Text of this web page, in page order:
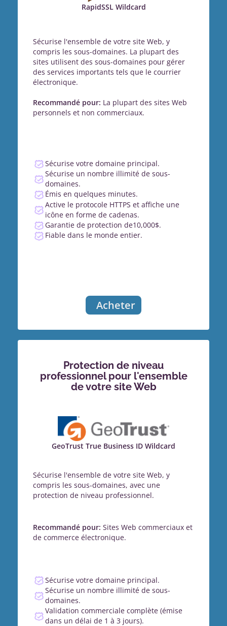
RapidSSL Wildcard
Sécurise l'ensemble de votre site Web, y
compris les sous-domaines. La plupart des
sites utilisent des sous-domaines pour gérer
des services importants tels que le courrier
électronique.
Recommandé pour: La plupart des sites Web
personnels et non commerciaux.
Sécurise votre domaine principal.
Sécurise un nombre illimité de sous-
domaines.
Émis en quelques minutes.
Active le protocole HTTPS et affiche une
icône en forme de cadenas.
Garantie de protection de10,000$.
Fiable dans le monde entier.
Acheter
Protection de niveau
professionnel pour l'ensemble
de votre site Web
GeoTrust True Business ID Wildcard
Sécurise l'ensemble de votre site Web, y
compris les sous-domaines, avec une
protection de niveau professionnel.
Recommandé pour: Sites Web commerciaux et
de commerce électronique.
Sécurise votre domaine principal.
Sécurise un nombre illimité de sous-
domaines.
Validation commerciale complète (émise
dans un délai de 1 à 3 jours).